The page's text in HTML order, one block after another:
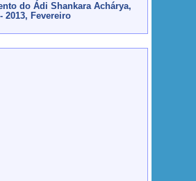
do Ádi Shankara Achárya,
2013, Fevereiro